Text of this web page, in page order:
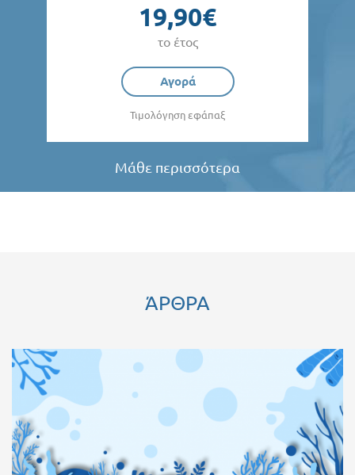
19,90€
το έτος
Αγορά
Τιμολόγηση εφάπαξ
Μάθε περισσότερα
ΆΡΘΡΑ